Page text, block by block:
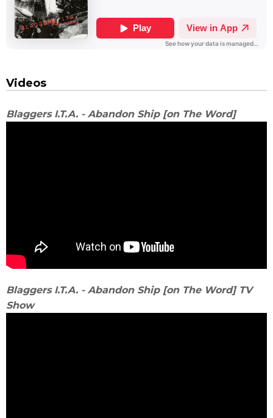
Videos
Blaggers I.T.A. - Abandon Ship [on The Word]
Blaggers I.T.A. - Abandon Ship [on The Word] TV
Show